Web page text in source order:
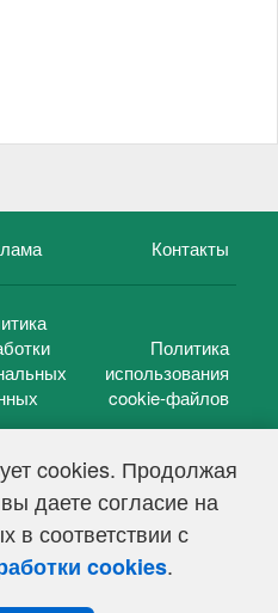
cookies. Продолжая
даете согласие на
в соответствии с
cookies.
Контакты
Политика
использования
cookie-файлов
г.
СМИ Эл № ФС 77-39848, выдано
в сфере связи,
коммуникаций